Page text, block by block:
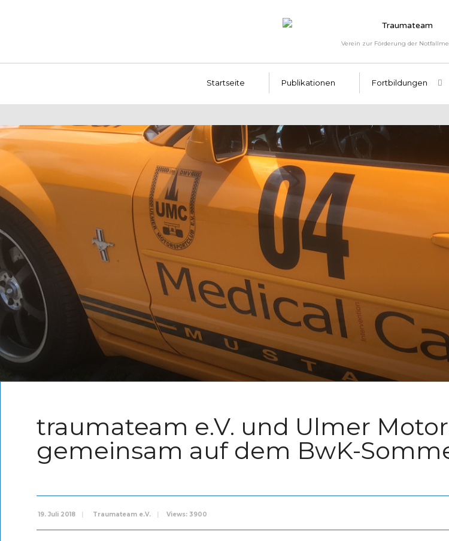
Verein zur Förderung der
Startseite Publikationen Fortbildungen
traumateam e.V. und Ulmer
gemeinsam auf dem BwK-
19. Juli 2018 | Traumateam e.V. | Views: 3900